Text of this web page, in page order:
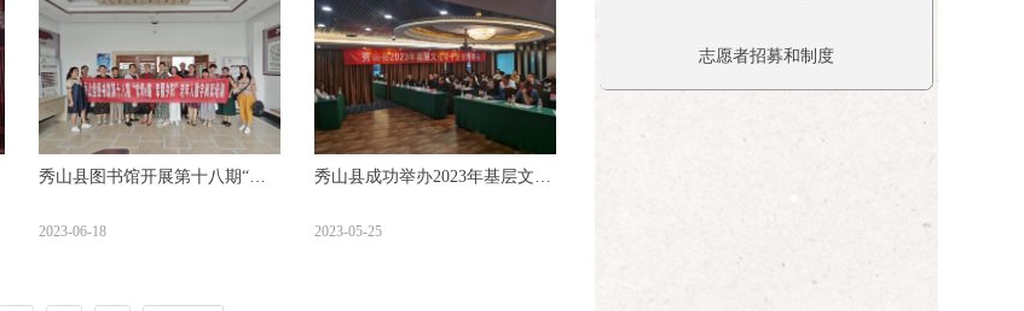
秀山县图书馆开展第十八期“常
2023-06-18
秀山县成功举办2023年基层文化
2023-05-25
志愿者招募和制度